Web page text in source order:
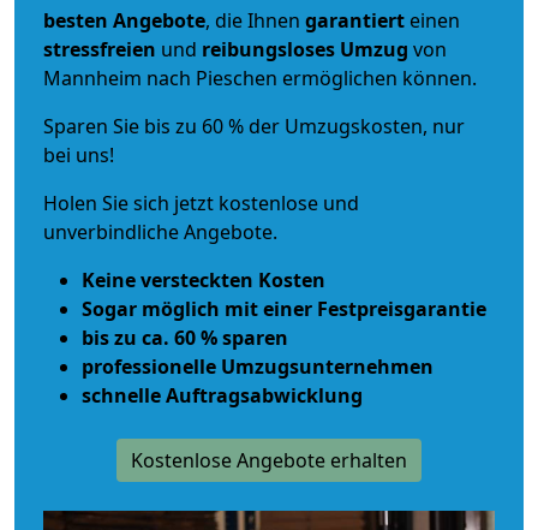
besten Angebote, die Ihnen garantiert einen
stressfreien und reibungsloses Umzug von
Mannheim nach Pieschen ermöglichen können.
Sparen Sie bis zu 60 % der Umzugskosten, nur
bei uns!
Holen Sie sich jetzt kostenlose und
unverbindliche Angebote.
Keine versteckten Kosten
Sogar möglich mit einer Festpreisgarantie
bis zu ca. 60 % sparen
professionelle Umzugsunternehmen
schnelle Auftragsabwicklung
Kostenlose Angebote erhalten